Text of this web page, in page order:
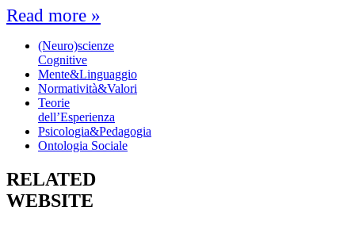
Read more »
(Neuro)scienze
Cognitive
Mente&Linguaggio
Normatività&Valori
Teorie
dell’Esperienza
Psicologia&Pedagogia
Ontologia Sociale
RELATED
WEBSITE